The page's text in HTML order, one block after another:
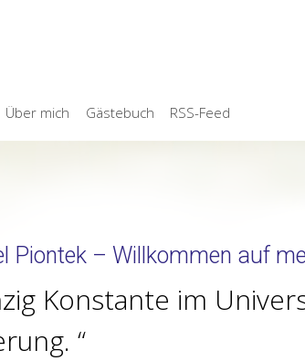
Über mich Gästebuch RSS-Feed
Piontek – Willkommen auf
Konstante im